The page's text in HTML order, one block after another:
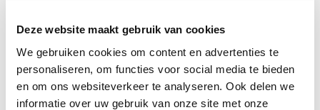
Deze website maakt gebruik van cookies
We gebruiken cookies om content en advertenties te
personaliseren, om functies voor social media te bieden
en om ons websiteverkeer te analyseren. Ook delen we
informatie over uw gebruik van onze site met onze
Zijn er ook duimprothesen in confectie- of standaard
uitvoeringen?
Is de duimprothese mijn eigendom?